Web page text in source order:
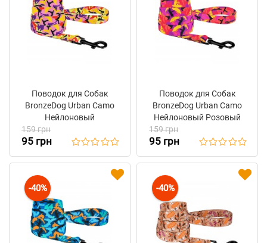
Поводок для Собак
BronzeDog Urban Camo
Нейлоновый
Оранжевый
159 грн
95 грн
Поводок для Собак
BronzeDog Urban Camo
Нейлоновый Розовый
159 грн
95 грн
-40% -40%